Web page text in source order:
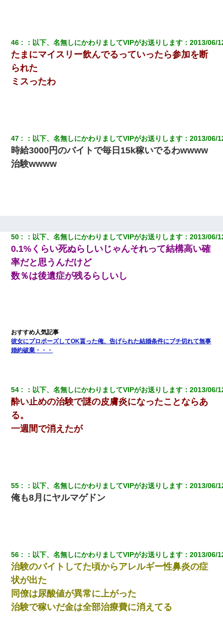
46 ： 以下、名無しにかわりましてVIPがお送りします ：2013/06/
たまにマイスリー飲んでるっていったら参加を断
られた
ミスったわ
47 ： 以下、名無しにかわりましてVIPがお送りします ：2013/06/
時給3000円のバイトで毎日15k稼いでるわwwww
治験wwww
50 ： 以下、名無しにかわりましてVIPがお送りします ：2013/06/
0.1%くらい死ぬらしいじゃんそれって結構高い確
率だと思うんだけど
数％は後遺症が残るらしいし
彼女にプロポーズしてOK貰った俺、告げられた結婚条件にブチ切れて無事
婚約破棄・・・
54 ： 以下、名無しにかわりましてVIPがお送りします ：2013/06/
酔い止めの治験で謎の皮膚炎になったことならあ
る。
一週間で消えたが
55 ： 以下、名無しにかわりましてVIPがお送りします ：2013/06/
俺も8月にヤルマゲドン
56 ： 以下、名無しにかわりましてVIPがお送りします ：2013/06/
治験のバイトしてた頃からアレルギー性鼻炎の症
状が出た
同僚は尿酸値が異常に上がった
治験で稼いだ金は全部治療費に消えてる